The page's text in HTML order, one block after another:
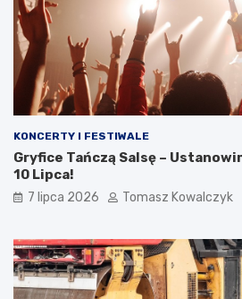
KONCERTY I FESTIWALE
Gryfice Tańczą Salsę –
10 Lipca!
7 lipca 2026 Tomasz Kowalczyk